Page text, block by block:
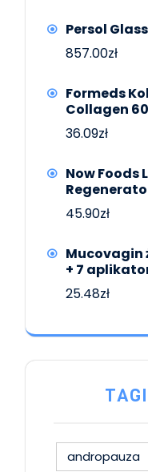
Persol
857.00zł
Formeds
Collagen
36.09zł
Now Foods
45.90zł
Mucovagin
+ 7
25.48zł
andropauza